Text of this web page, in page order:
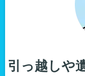
引っ越しや